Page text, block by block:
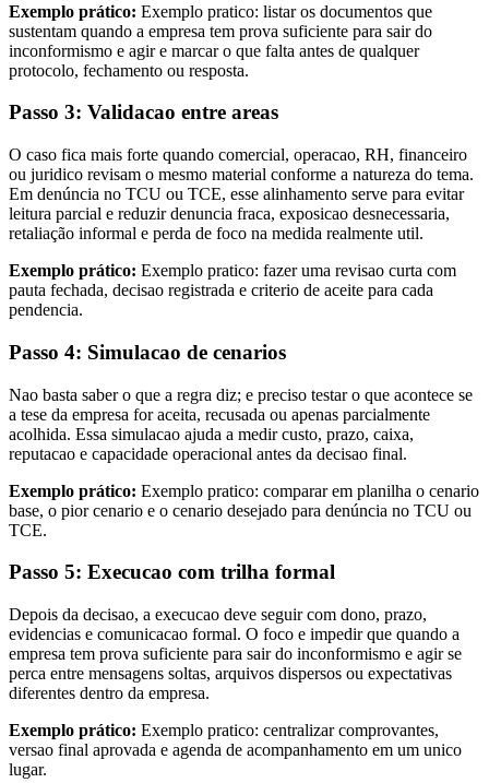
Exemplo prático: Exemplo pratico: listar os documentos que
sustentam quando a empresa tem prova suficiente para sair do
inconformismo e agir e marcar o que falta antes de qualquer
protocolo, fechamento ou resposta.
Passo 3: Validacao entre areas
O caso fica mais forte quando comercial, operacao, RH, financeiro
ou juridico revisam o mesmo material conforme a natureza do tema.
Em denúncia no TCU ou TCE, esse alinhamento serve para evitar
leitura parcial e reduzir denuncia fraca, exposicao desnecessaria,
retaliação informal e perda de foco na medida realmente util.
Exemplo prático: Exemplo pratico: fazer uma revisao curta com
pauta fechada, decisao registrada e criterio de aceite para cada
pendencia.
Passo 4: Simulacao de cenarios
Nao basta saber o que a regra diz; e preciso testar o que acontece se
a tese da empresa for aceita, recusada ou apenas parcialmente
acolhida. Essa simulacao ajuda a medir custo, prazo, caixa,
reputacao e capacidade operacional antes da decisao final.
Exemplo prático: Exemplo pratico: comparar em planilha o cenario
base, o pior cenario e o cenario desejado para denúncia no TCU ou
TCE.
Passo 5: Execucao com trilha formal
Depois da decisao, a execucao deve seguir com dono, prazo,
evidencias e comunicacao formal. O foco e impedir que quando a
empresa tem prova suficiente para sair do inconformismo e agir se
perca entre mensagens soltas, arquivos dispersos ou expectativas
diferentes dentro da empresa.
Exemplo prático: Exemplo pratico: centralizar comprovantes,
versao final aprovada e agenda de acompanhamento em um unico
lugar.